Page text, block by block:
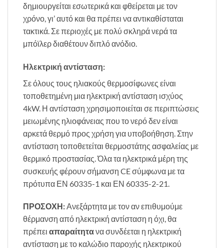
δημιουργείται εσωτερικά και φθείρεται με τον
χρόνο, γι’ αυτό και θα πρέπει να αντικαθίσταται
τακτικά. Σε περιοχές με πολύ σκληρά νερά τα
μπόϊλερ διαθέτουν διπλό ανόδιο.
Ηλεκτρική αντίσταση:
Σε όλους τους ηλιακούς θερμοσίφωνες είναι
τοποθετημένη μια ηλεκτρική αντίσταση ισχύος
4kW. Η αντίσταση χρησιμοποιείται σε περιπτώσεις
μειωμένης ηλιοφάνειας που το νερό δεν είναι
αρκετά θερμό προς χρήση για υποβοήθηση. Στην
αντίσταση τοποθετείται θερμοστάτης ασφαλείας με
θερμικό προστασίας. Όλα τα ηλεκτρικά μέρη της
συσκευής φέρουν σήμανση CE σύμφωνα με τα
πρότυπα ΕΝ 60335-1 και ΕΝ 60335-2-21.
ΠΡΟΣΟΧΗ:Ανεξάρτητα με τον αν επιθυμούμε
θέρμανση από ηλεκτρική αντίσταση η όχι, θα
πρέπει απαραίτητανα συνδέεται η ηλεκτρική
αντίσταση με το καλώδιο παροχής ηλεκτρικού